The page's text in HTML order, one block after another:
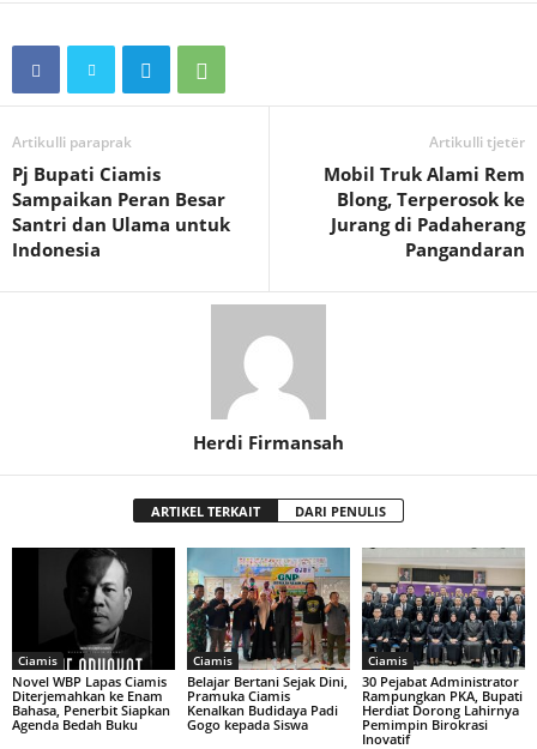
Artikulli paraprak
Pj Bupati Ciamis
Sampaikan Peran Besar
Santri dan Ulama untuk
Indonesia
Artikulli tjetër
Mobil Truk Alami Rem
Blong, Terperosok ke
Jurang di Padaherang
Pangandaran
Herdi Firmansah
ARTIKEL TERKAIT DARI PENULIS
Ciamis
Novel WBP Lapas Ciamis
Diterjemahkan ke Enam
Bahasa, Penerbit Siapkan
Agenda Bedah Buku
Ciamis
Belajar Bertani Sejak Dini,
Pramuka Ciamis
Kenalkan Budidaya Padi
Gogo kepada Siswa
Ciamis
30 Pejabat Administrator
Rampungkan PKA, Bupati
Herdiat Dorong Lahirnya
Pemimpin Birokrasi
Inovatif